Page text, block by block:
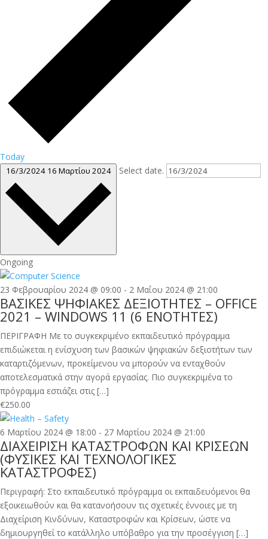
Today
16/3/2024 16 Μαρτίου 2024 Select date.
Ongoing
23 Φεβρουαρίου 2024 @ 09:00 - 2 Μαΐου 2024 @ 21:00
ΒΑΣΙΚΕΣ ΨΗΦΙΑΚΕΣ ΔΕΞΙΟΤΗΤΕΣ – OFFICE
2021 – WINDOWS 11 (6 ΕΝΟΤΗΤΕΣ)
ΠΕΡΙΓΡΑΦΗ Με το συγκεκριμένο εκπαιδευτικό πρόγραμμα
επιδιώκεται η ενίσχυση των βασικών ψηφιακών δεξιοτήτων των
καταρτιζόμενων, προκείμενου να μπορούν να ενταχθούν
αποτελεσματικά στην αγορά εργασίας. Πιο συγκεκριμένα το
πρόγραμμα εστιάζει στις […]
€250.00
6 Μαρτίου 2024 @ 18:00 - 27 Μαρτίου 2024 @ 21:00
ΔΙΑΧΕΙΡΙΣΗ ΚΑΤΑΣΤΡΟΦΩΝ ΚΑΙ ΚΡΙΣΕΩΝ
(ΦΥΣΙΚΕΣ ΚΑΙ ΤΕΧΝΟΛΟΓΙΚΕΣ
ΚΑΤΑΣΤΡΟΦΕΣ)
Περιγραφή: Στο εκπαιδευτικό πρόγραμμα οι εκπαιδευόμενοι θα
εξοικειωθούν και θα κατανοήσουν τις σχετικές έννοιες με τη
Διαχείριση Κινδύνων, Καταστροφών και Κρίσεων, ώστε να
δημιουργηθεί το κατάλληλο υπόβαθρο για την προσέγγιση […]